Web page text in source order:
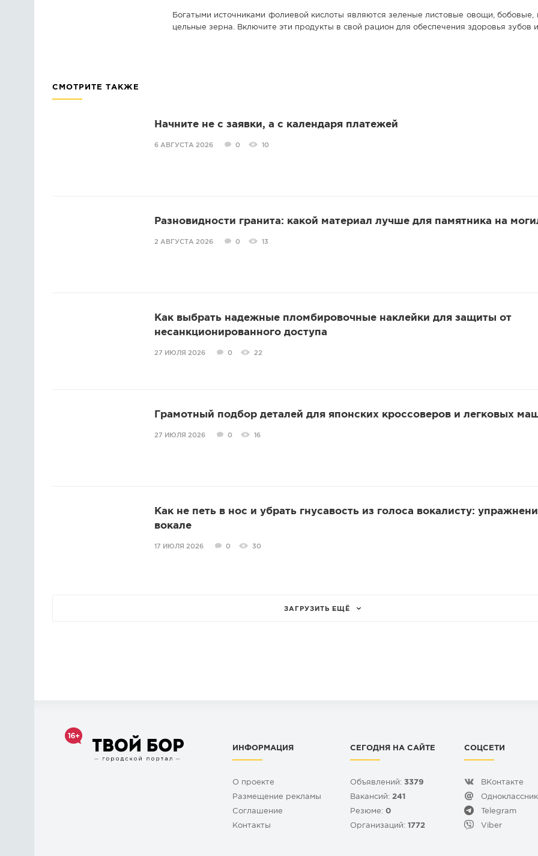
Богатыми источниками фолиевой кислоты являются зеленые листовые овощи, бобовые,
цельные зерна. Включите эти продукты в свой рацион для обеспечения здоровья зубов
СМОТРИТЕ ТАКЖЕ
Начните не с заявки, а с календаря платежей
6 АВГУСТА 2026 0 10
Разновидности гранита: какой материал лучше для памятника на
2 АВГУСТА 2026 0 13
Как выбрать надежные пломбировочные наклейки для защиты от
несанкционированного доступа
27 ИЮЛЯ 2026 0 22
Грамотный подбор деталей для японских кроссоверов и легковых
27 ИЮЛЯ 2026 0 16
Как не петь в нос и убрать гнусавость из голоса вокалисту:
вокале
17 ИЮЛЯ 2026 0 30
ЗАГРУЗИТЬ ЕЩЁ
ИНФОРМАЦИЯ
О проекте
Размещение рекламы
Cоглашение
Контакты
СЕГОДНЯ НА САЙТЕ
Объявлений: 3379
Вакансий: 241
Резюме: 0
Организаций: 1772
СОЦСЕТИ
ВКонтакте
Telegram
Viber